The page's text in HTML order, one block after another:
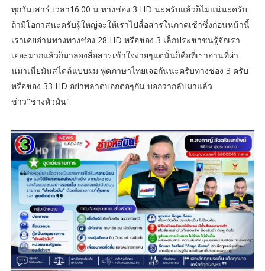
ทุกวันเสาร์ เวลา16.00 น ทางช่อง 3 HD นะครับแล้วก็ไม่แน่นะครับ
ถ้ามีโอกาสนะครับผู้ใหญ่จะให้เราไปสื่อสารในภาคเช้าซึ่งก่อนหน้านี้
เราเคยอ่านทางทางช่อง 28 HD หรือช่อง 3 เล็กประชาชนรู้จักเรา
เยอะมากแล้วก็มาลองสื่อสารเข้าใจง่ายๆแต่นั่นก็คือที่เราอ่านที่ผ่า
นมาเนี่ยมันสไตล์แบบผม พูดภาษาไทยเจอกันนะครับทางช่อง 3 ครับ
หรือช่อง 33 HD อย่าพลาดบอกต่อๆกัน บอกว่ากลับมาแล้ว
ข่าว"ช่างหัวมัน"